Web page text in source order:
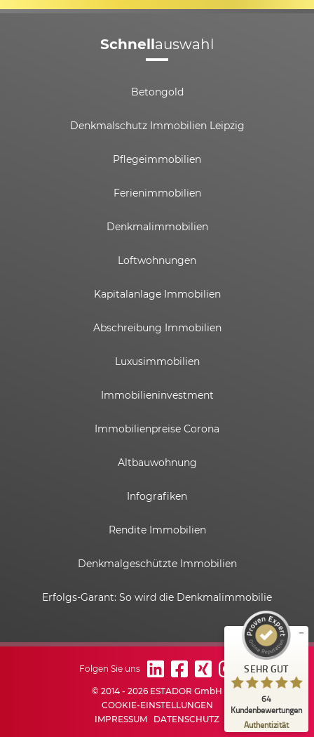
Schnellauswahl
Betongold
Denkmalschutz Immobilien Leipzig
Pflegeimmobilien
Ferienimmobilien
Denkmalimmobilien
Loftwohnungen
Kapitalanlage Immobilien
Abschreibung Immobilien
Luxusimmobilien
Immobilieninvestment
Immobilienpreise Corona
Altbauwohnung
Infografiken
Rendite Immobilien
Denkmalgeschützte Immobilien
Erfolgs-Garant: So wird die Denkmalimmobilie
© 2014 - 2026 ESTADOR GmbH
COOKIE-EINSTELLUNGEN
IMPRESSUM
DATENSCHUTZ
Folgen Sie uns SEHR GUT
64
Kundenbewertungen
Authentizität
Empfehlungen auf
ProvenExpert.com
6
Bewertungen auf
ProvenExpert.com
58
Bewertungen von
anderen Quelle
Blick aufs ProvenExpert-Profil werfen
03.06.2026